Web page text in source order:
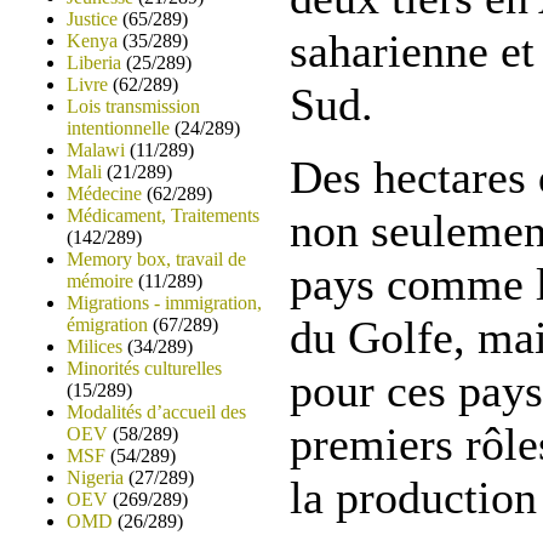
Justice (65/289)
Kenya (35/289)
Liberia (25/289)
Livre (62/289)
Lois transmission
intentionnelle (24/289)
Malawi (11/289)
Mali (21/289)
Médecine (62/289)
Médicament, Traitements
(142/289)
Memory box, travail de
mémoire (11/289)
Migrations - immigration,
émigration (67/289)
Milices (34/289)
Minorités culturelles
(15/289)
Modalités d’accueil des
OEV (58/289)
MSF (54/289)
Nigeria (27/289)
OEV (269/289)
OMD (26/289)
saharienne
Sud.
Des
non
pays comme
du Golfe,
pour ces
premiers
la